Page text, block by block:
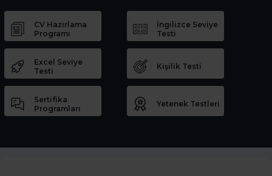
CV Hazırlama
Programı
İngilizce Seviye
Testi
Excel Seviye
Testi
Kişilik Testi
Sertifika
Programları
Yetenek Testleri